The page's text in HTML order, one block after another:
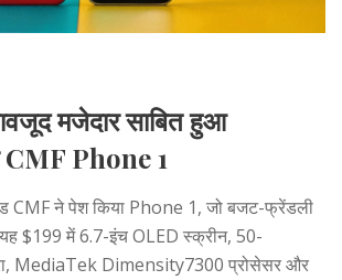
मजेदार साबित हुआ
Phone 1
CMF ने पेश किया Phone 1, जो बजट-फ्रेंडली
$199 में 6.7-इंच OLED स्क्रीन, 50-
MediaTek Dimensity7300 प्रोसेसर और